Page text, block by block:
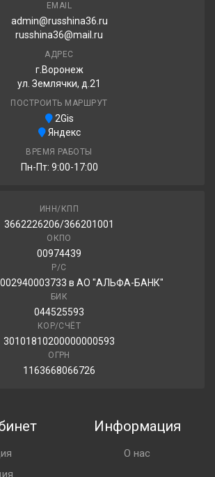
EMAIL
admin@russhina36.ru
russhina36@mail.ru
АДРЕС
г.Воронеж
ул. Землячки, д.21
ПОСТРОИТЬ МАРШРУТ
2Gis
Яндекс
ВРЕМЯ РАБОТЫ
Пн-Пт: 9:00-17:00
ИНН/КПП
3662226206/366201001
ОКПО
00974439
Р/С
в АО "АЛЬФА-БАНК"
БИК
044525593
КОР/СЧЁТ
30101810200000000593
ОГРН
1163668066726
Информация
О нас